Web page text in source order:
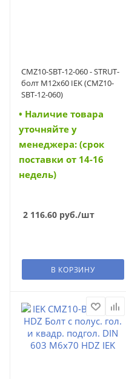
CMZ10-SBT-12-060 - STRUT-
болт М12х60 IEK (CMZ10-
SBT-12-060)
• Наличие товара
уточняйте у
менеджера: (срок
поставки от 14-16
недель)
2 116.60 руб./шт
В КОРЗИНУ